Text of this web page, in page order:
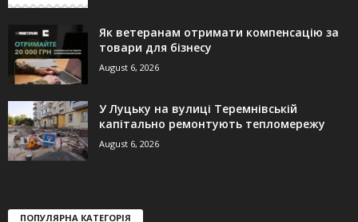
Як ветеранам отримати компенсацію за
товари для бізнесу
August 6, 2026
У Луцьку на вулиці Теремнівській
капітально ремонтують тепломережу
August 6, 2026
ПОПУЛЯРНА КАТЕГОРІЯ